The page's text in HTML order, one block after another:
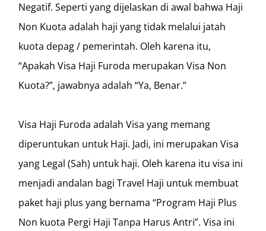
Negatif. Seperti yang dijelaskan di awal bahwa Haji
Non Kuota adalah haji yang tidak melalui jatah
kuota depag / pemerintah. Oleh karena itu,
“Apakah Visa Haji Furoda merupakan Visa Non
Kuota?”, jawabnya adalah “Ya, Benar.”
Visa Haji Furoda adalah Visa yang memang
diperuntukan untuk Haji. Jadi, ini merupakan Visa
yang Legal (Sah) untuk haji. Oleh karena itu visa ini
menjadi andalan bagi Travel Haji untuk membuat
paket haji plus yang bernama “Program Haji Plus
Non kuota Pergi Haji Tanpa Harus Antri”. Visa ini